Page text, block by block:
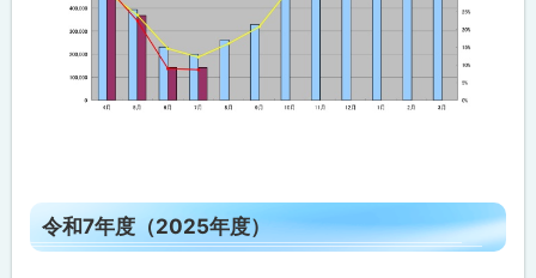
ト
ッ
令和7年度（2025年度）